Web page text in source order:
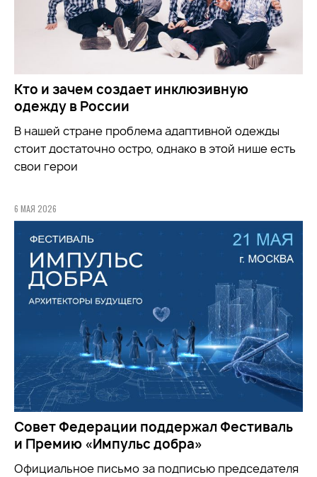
Кто и зачем создает инклюзивную
одежду в России
В нашей стране проблема адаптивной одежды
стоит достаточно остро, однако в этой нише есть
свои герои
6 МАЯ 2026
Совет Федерации поддержал Фестиваль
и Премию «Импульс добра»
Официальное письмо за подписью председателя